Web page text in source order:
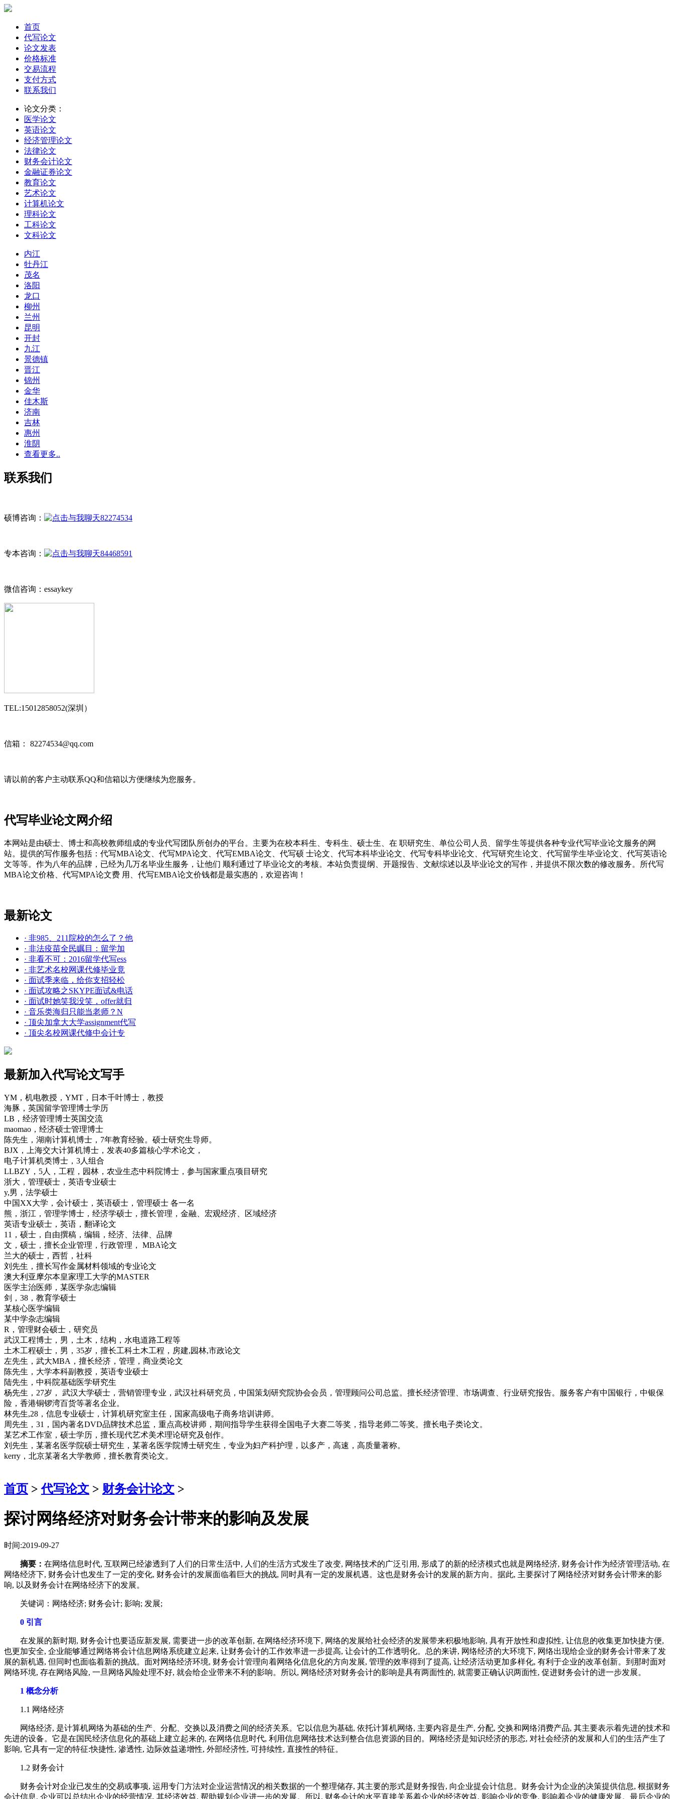
首页
代写论文
论文发表
价格标准
交易流程
支付方式
联系我们
论文分类：
医学论文
英语论文
经济管理论文
法律论文
财务会计论文
金融证券论文
教育论文
艺术论文
计算机论文
理科论文
工科论文
文科论文
内江
牡丹江
茂名
洛阳
龙口
柳州
兰州
昆明
开封
九江
景德镇
晋江
锦州
金华
佳木斯
济南
吉林
惠州
淮阴
查看更多..
联系我们
硕博咨询： 82274534
专本咨询： 84468591
微信咨询：essaykey
TEL:15012858052(深圳）
信箱： 82274534@qq.com
请以前的客户主动联系QQ和信箱以方便继续为您服务。
代写毕业论文网介绍
本网站是由硕士、博士和高校教师组成的专业代写团队所创办的平台。主要为在校本科生、专科生、硕士生、在 职研究生、单位公司人员、留学生等提供各种专业代写毕业论文服务的网
站。提供的写作服务包括：代写MBA论文、代写MPA论文、代写EMBA论文、代写硕 士论文、代写本科毕业论文、代写专科毕业论文、代写研究生论文、代写留学生毕业论文、代写英语论
文等等。作为八年的品牌，已经为几万名毕业生服务，让他们 顺利通过了毕业论文的考核。本站负责提纲、开题报告、文献综述以及毕业论文的写作，并提供不限次数的修改服务。所代写
MBA论文价格、代写MPA论文费 用、代写EMBA论文价钱都是最实惠的，欢迎咨询！
最新论文
· 非985、211院校的怎么了？他
· 非法疫苗全民瞩目：留学加
· 非看不可：2016留学代写ess
· 非艺术名校网课代修毕业竟
· 面试季来临，给你支招轻松
· 面试攻略之SKYPE面试&电话
· 面试时她笑我没笑，offer就归
· 音乐类海归只能当老师？N
· 顶尖加拿大大学assignment代写
· 顶尖名校网课代修中会计专
最新加入代写论文写手
YM，机电教授，YMT，日本千叶博士，教授
海豚，英国留学管理博士学历
LB，经济管理博士英国交流
maomao，经济硕士管理博士
陈先生，湖南计算机博士，7年教育经验。硕士研究生导师。
BJX，上海交大计算机博士，发表40多篇核心学术论文，
电子计算机类博士，3人组合
LLBZY，5人，工程，园林，农业生态中科院博士，参与国家重点项目研究
浙大，管理硕士，英语专业硕士
y,男，法学硕士
中国XX大学，会计硕士，英语硕士，管理硕士 各一名
熊，浙江，管理学博士，经济学硕士，擅长管理，金融、宏观经济、区域经济
英语专业硕士，英语，翻译论文
11，硕士，自由撰稿，编辑，经济、法律、品牌
文，硕士，擅长企业管理，行政管理， MBA论文
兰大的硕士，西哲，社科
刘先生，擅长写作金属材料领域的专业论文
澳大利亚摩尔本皇家理工大学的MASTER
医学主治医师，某医学杂志编辑
剑，38，教育学硕士
某核心医学编辑
某中学杂志编辑
R，管理财会硕士，研究员
武汉工程博士，男，土木，结构，水电道路工程等
土木工程硕士，男，35岁，擅长工科土木工程，房建,园林,市政论文
左先生，武大MBA，擅长经济，管理，商业类论文
陈先生，大学本科副教授，英语专业硕士
陆先生，中科院基础医学研究生
杨先生，27岁， 武汉大学硕士，营销管理专业，武汉社科研究员，中国策划研究院协会会员，管理顾问公司总监。擅长经济管理、市场调查、行业研究报告。服务客户有中国银行，中银保
险，香港铜锣湾百货等著名企业。
林先生,28，信息专业硕士，计算机研究室主任，国家高级电子商务培训讲师。
周先生，31，国内著名DVD品牌技术总监，重点高校讲师，期间指导学生获得全国电子大赛二等奖，指导老师二等奖。擅长电子类论文。
某艺术工作室，硕士学历，擅长现代艺术美术理论研究及创作。
刘先生，某著名医学院硕士研究生，某著名医学院博士研究生，专业为妇产科护理，以多产，高速，高质量著称。
kerry，北京某著名大学教师，擅长教育类论文。
首页 >代写论文 > 财务会计论文 >
探讨网络经济对财务会计带来的影响及发展
时间:2019-09-27
摘要： 在网络信息时代, 互联网已经渗透到了人们的日常生活中, 人们的生活方式发生了改变, 网络技术的广泛引用, 形成了的新的经济模式也就是网络经济, 财务会计作为经济管理活动, 在
网络经济下, 财务会计也发生了一定的变化, 财务会计的发展面临着巨大的挑战, 同时具有一定的发展机遇。这也是财务会计的发展的新方向。据此, 主要探讨了网络经济对财务会计带来的影
响, 以及财务会计在网络经济下的发展。
关键词：网络经济; 财务会计; 影响; 发展;
0 引言
在发展的新时期, 财务会计也要适应新发展, 需要进一步的改革创新, 在网络经济环境下, 网络的发展给社会经济的发展带来积极地影响, 具有开放性和虚拟性, 让信息的收集更加快捷方便,
也更加安全, 企业能够通过网络将会计信息网络系统建立起来, 让财务会计的工作效率进一步提高, 让会计的工作透明化。总的来讲, 网络经济的大环境下, 网络出现给企业的财务会计带来了发
展的新机遇, 但同时也面临着新的挑战。面对网络经济环境, 财务会计管理向着网络化信息化的方向发展, 管理的效率得到了提高, 让经济活动更加多样化, 有利于企业的改革创新。到那时面对
网络环境, 存在网络风险, 一旦网络风险处理不好, 就会给企业带来不利的影响。所以, 网络经济对财务会计的影响是具有两面性的, 就需要正确认识两面性, 促进财务会计的进一步发展。
1 概念分析
1.1 网络经济
网络经济, 是计算机网络为基础的生产、分配、交换以及消费之间的经济关系。它以信息为基础, 依托计算机网络, 主要内容是生产, 分配, 交换和网络消费产品, 其主要表示着先进的技术和
先进的设备。它是在国民经济信息化的基础上建立起来的, 在网络信息时代, 利用信息网络技术达到整合信息资源的目的。网络经济是知识经济的形态, 对社会经济的发展和人们的生活产生了
影响, 它具有一定的特征:快捷性, 渗透性, 边际效益递增性, 外部经济性, 可持续性, 直接性的特征。
1.2 财务会计
财务会计对企业已发生的交易或事项, 运用专门方法对企业运营情况的相关数据的一个整理储存, 其主要的形式是财务报告, 向企业提会计信息。财务会计为企业的决策提供信息, 根据财务
会计信息, 企业可以总结出企业的经营情况, 其经济效益, 帮助规划企业进一步的发展。所以, 财务会计的水平直接关系着企业的经济效益, 影响企业的竞争, 影响着企业的健康发展。最后企业的